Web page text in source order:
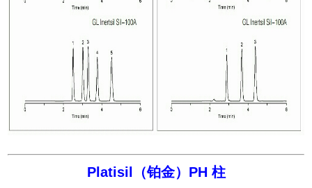
Platisil（铂金）PH 柱